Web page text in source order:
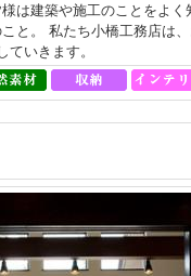
は建築や施工のことをよ
と。 私たち小橋工務店は
いきます。